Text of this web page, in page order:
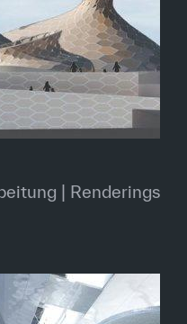
| Renderings